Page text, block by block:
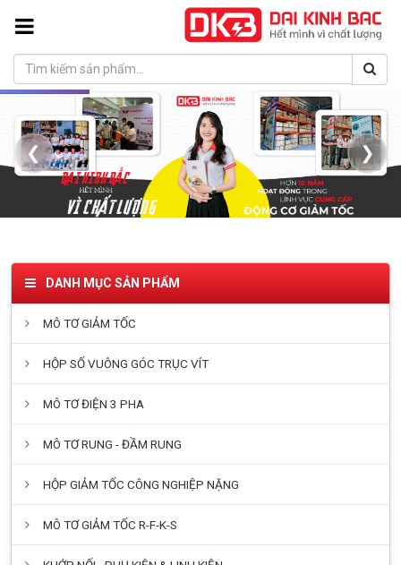
❮ ❯
DANH MỤC SẢN PHẨM
MÔ TƠ GIẢM TỐC
HỘP SỐ VUÔNG GÓC TRỤC VÍT
MÔ TƠ ĐIỆN 3 PHA
MÔ TƠ RUNG - ĐẦM RUNG
HỘP GIẢM TỐC CÔNG NGHIỆP NẶNG
MÔ TƠ GIẢM TỐC R-F-K-S